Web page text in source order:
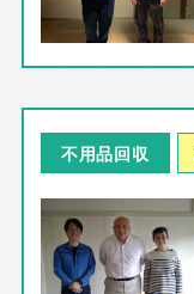
不用品回収